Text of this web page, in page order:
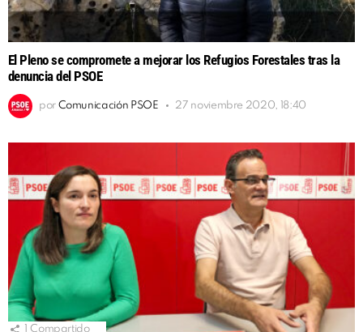
El Pleno se compromete a mejorar los Refugios Forestales tras la
denuncia del PSOE
por Comunicación PSOE 27 noviembre 2020, 18:40
Compartido